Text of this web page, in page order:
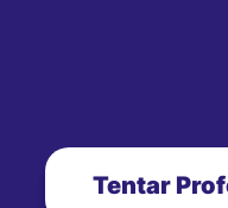
Tentar